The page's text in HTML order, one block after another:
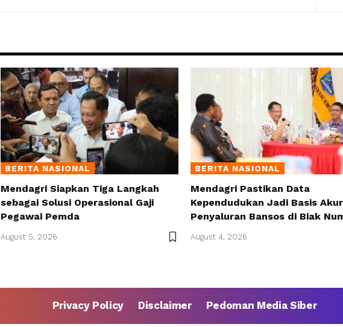
BERITA NASIONAL
Mendagri Siapkan Tiga Langkah
sebagai Solusi Operasional Gaji
Pegawai Pemda
August 5, 2026
BERITA NASIONAL
Mendagri Pastikan Data
Kependudukan Jadi Basis
Penyaluran Bansos di Biak
August 4, 2026
Privacy Policy Disclaimer Pedoman Media Siber